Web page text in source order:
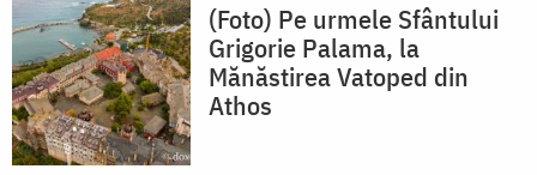
(Foto) Pe urmele Sfântului
Grigorie Palama, la
Mănăstirea Vatoped din
Athos